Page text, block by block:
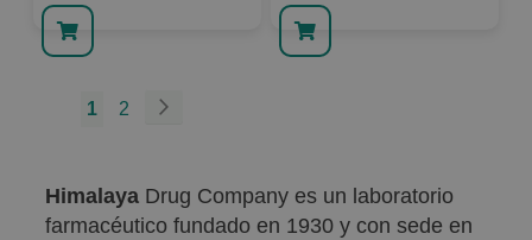
HimalayaDrug Company es un laboratorio
farmacéutico fundado en 1930 y con sede en
Página
You're
page
1 Página
2